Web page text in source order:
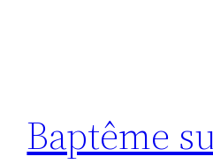
Baptême